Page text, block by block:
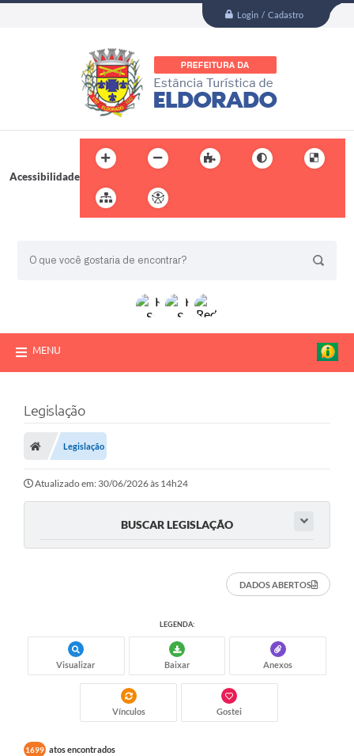
Login / Cadastro
Acessibilidade
MENU
Legislação
Legislação
Atualizado em: 30/06/2026 às 14h24
BUSCAR LEGISLAÇÃO
DADOS ABERTOS
LEGENDA:
Visualizar Baixar Anexos
Vínculos Gostei
1699 atos encontrados